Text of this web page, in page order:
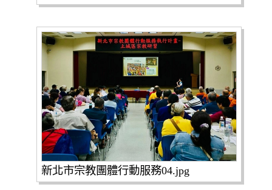
新北市宗教團體行動服務04.jpg